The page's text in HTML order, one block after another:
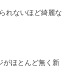
れないほど綺麗な
ほとんど無く新